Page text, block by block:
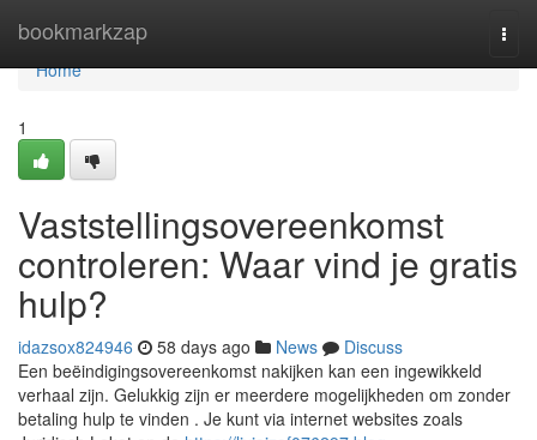
bookmarkzap
Home
Home
1
Vaststellingsovereenkomst
controleren: Waar vind je gratis
hulp?
idazsox824946 58 days ago News
Discuss
Een beëindigingsovereenkomst nakijken kan een ingewikkeld
verhaal zijn. Gelukkig zijn er meerdere mogelijkheden om zonder
betaling hulp te vinden . Je kunt via internet websites zoals